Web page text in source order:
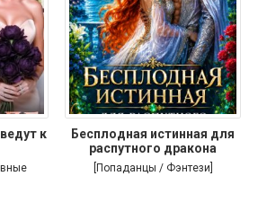
к
Бесплодная истинная для
распутного дракона
[Попаданцы / Фэнтези]